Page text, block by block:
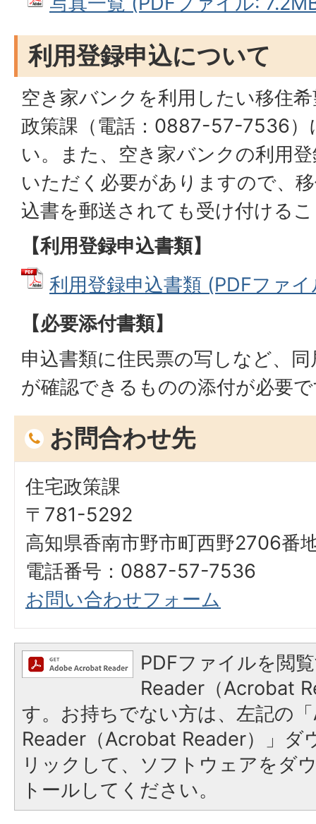
利用登録申込について
空き家バンクを利用したい移住
政策課（電話：0887-57-7536）
い。また、空き家バンクの利用
いただく必要がありますので、
込書を郵送されても受け付ける
【利用登録申込書類】
利用登録申込書類 (PDFファイ
【必要添付書類】
申込書類に住民票の写しなど、
が確認できるものの添付が必要
お問合わせ先
住宅政策課
〒781-5292
高知県香南市野市町西野2706番
電話番号：0887-57-7536
お問い合わせフォーム
PDFファイルを閲
Reader（Acrobat
す。お持ちでない方は、左記の
Reader（Acrobat Reader）」ダ
リックして、ソフトウェアをダ
トールしてください。